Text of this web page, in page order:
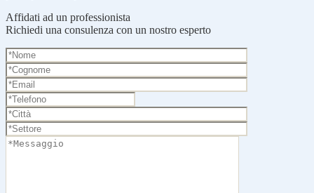
Affidati ad un professionista
Richiedi una consulenza con un nostro esperto